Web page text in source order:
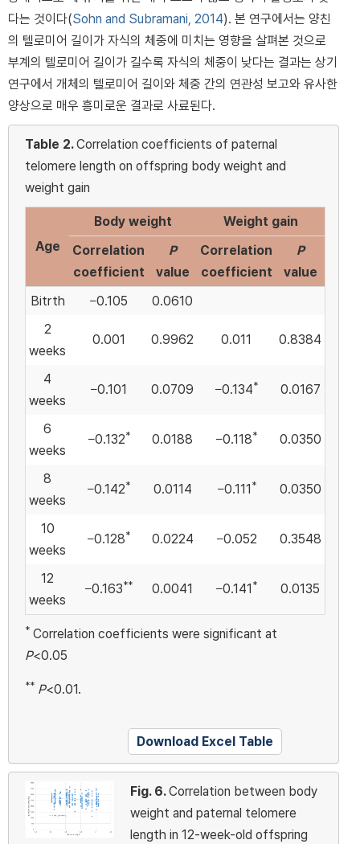
다는 것이다(Sohn and Subramani, 2014). 본 연구에서는 양친
의 텔로미어 길이가 자식의 체중에 미치는 영향을 살펴본 것으로
부계의 텔로미어 길이가 길수록 자식의 체중이 낮다는 결과는 상기
연구에서 개체의 텔로미어 길이와 체중 간의 연관성 보고와 유사한
양상으로 매우 흥미로운 결과로 사료된다.
Table 2.Correlation coefficients of paternal
telomere length on offspring body weight and
weight gain
Age
Body weight
Weight gain
Correlation
coefficient
P
value
Correlation
coefficient
P
value
Bitrth
−0.105
0.0610
2
weeks
0.001 0.9962 0.011 0.8384
4
weeks
−0.101 0.0709 −0.134* 0.0167
6
weeks
−0.132* 0.0188 −0.118* 0.0350
8
weeks
−0.142* 0.0114 −0.111 * 0.0350
10
weeks
−0.128* 0.0224 −0.052 0.3548
12
weeks
−0.163** 0.0041 −0.141 * 0.0135
* Correlation coefficients were significant at
P<0.05
** P<0.01.
Download Excel Table
Fig. 6.Correlation between body
weight and paternal telomere
length in 12-week-old offspring